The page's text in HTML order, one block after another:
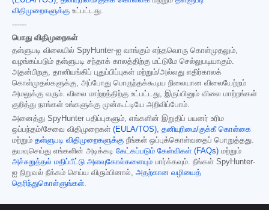
விதிமுறைகளுக்கு உட்பட்டது.
------
பொது விதிமுறைகள்
தள்ளுபடி விலையில் SpyHunter-ஐ வாங்கும் எந்தவொரு கொள்முதலும்,
வழங்கப்படும் தள்ளுபடி சந்தாக் காலத்திற்கு மட்டுமே செல்லுபடியாகும்.
அதன்பிறகு, தானியங்கிப் புதுப்பிப்புகள் மற்றும்/அல்லது எதிர்காலக்
கொள்முதல்களுக்கு, அப்போது பொருந்தக்கூடிய நிலையான விலையேற்றம்
அமலுக்கு வரும். விலை மாற்றத்திற்கு உட்பட்டது, இருப்பினும் விலை மாற்றங்கள்
குறித்து நாங்கள் உங்களுக்கு முன்கூட்டியே அறிவிப்போம்.
அனைத்து SpyHunter பதிப்புகளும், எங்களின் இறுதிப் பயனர் உரிம
ஒப்பந்தம்/சேவை விதிமுறைகள் (EULA/TOS), தனியுரிமை/குக்கீ கொள்கை
மற்றும் தள்ளுபடி விதிமுறைகளுக்கு நீங்கள் ஒப்புக்கொள்வதைப் பொறுத்தது.
தயவுசெய்து எங்களின் அடிக்கடி கேட்கப்படும் கேள்விகள் (FAQs) மற்றும்
அச்சுறுத்தல் மதிப்பீட்டு அளவுகோல்களையும் பார்க்கவும். நீங்கள் SpyHunter-
ஐ நிறுவல் நீக்கம் செய்ய விரும்பினால், அதற்கான வழியைத்
தெரிந்துகொள்ளுங்கள்.